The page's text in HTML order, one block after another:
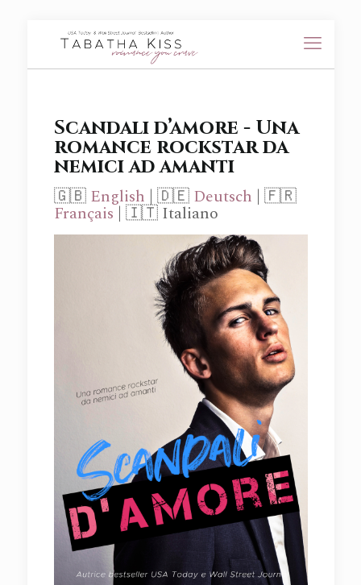
Scandali d’amore - Una
romance rockstar da
nemici ad amanti
🇬🇧 English | 🇩🇪 Deutsch | 🇫🇷
Français | 🇮🇹 Italiano